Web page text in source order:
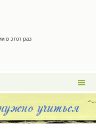
в этот раз